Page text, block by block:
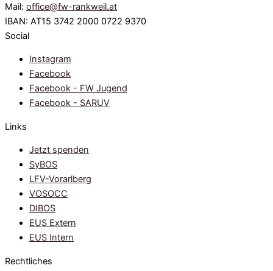
Mail: office@fw-rankweil.at
IBAN: AT15 3742 2000 0722 9370
Social
Instagram
Facebook
Facebook - FW Jugend
Facebook - SARUV
Links
Jetzt spenden
SyBOS
LFV-Vorarlberg
VOSOCC
DIBOS
EUS Extern
EUS Intern
Rechtliches